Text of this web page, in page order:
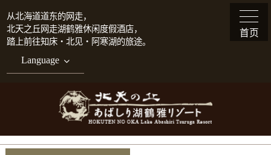
从北海道道东的网走，
北天之丘网走湖鹤雅休闲度假酒店，
踏上前往知床・北见・阿寒湖的旅途。
Language
首页